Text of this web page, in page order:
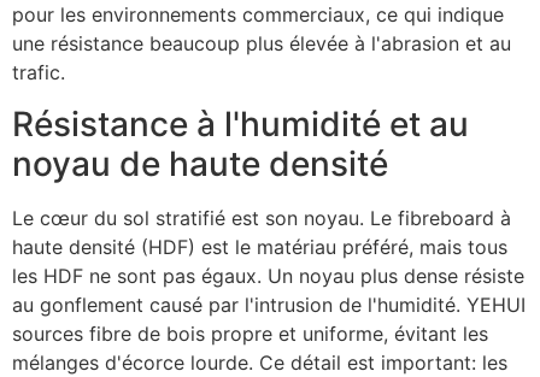
pour les environnements commerciaux, ce qui indique
une résistance beaucoup plus élevée à l'abrasion et au
trafic.
Résistance à l'humidité et au
noyau de haute densité
Le cœur du sol stratifié est son noyau. Le fibreboard à
haute densité (HDF) est le matériau préféré, mais tous
les HDF ne sont pas égaux. Un noyau plus dense résiste
au gonflement causé par l'intrusion de l'humidité. YEHUI
sources fibre de bois propre et uniforme, évitant les
mélanges d'écorce lourde. Ce détail est important: les